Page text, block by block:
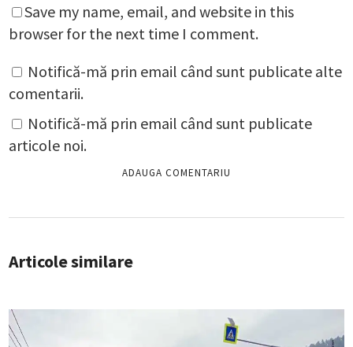
Save my name, email, and website in this
browser for the next time I comment.
Notifică-mă prin email când sunt publicate alte
comentarii.
Notifică-mă prin email când sunt publicate
articole noi.
Articole similare